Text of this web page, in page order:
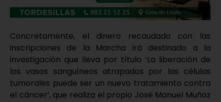
Concretamente, el dinero recaudado con las
inscripciones de la Marcha irá destinado a la
investigación que lleva por título ‘La liberación de
los vasos sanguíneos atrapados por las células
tumorales puede ser un nuevo tratamiento contra
el cáncer’, que realiza el propio José Manuel Muñoz